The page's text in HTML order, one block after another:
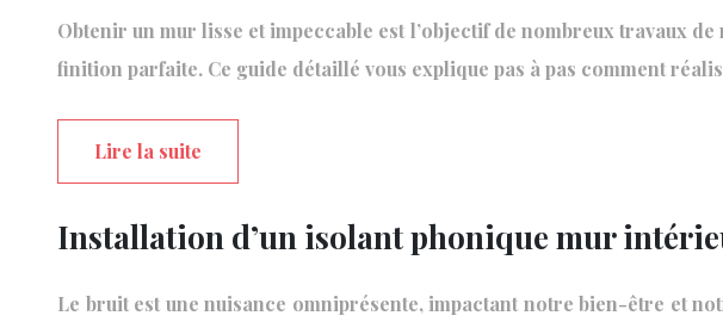
Obtenir un mur lisse et impeccable est l’objectif de nombreux travaux
finition parfaite. Ce guide détaillé vous explique pas à pas comment
Lire la suite
Installation d’un isolant phonique mur
Le bruit est une nuisance omniprésente, impactant notre bien-être et